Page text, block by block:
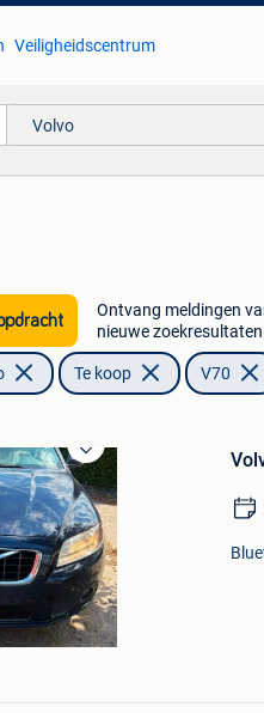
Veiligheidscentrum
Volvo
Ontvang meldingen
nieuwe zoekresultaten
Te koop V70
Bewaren
in
Mijn
Favorieten